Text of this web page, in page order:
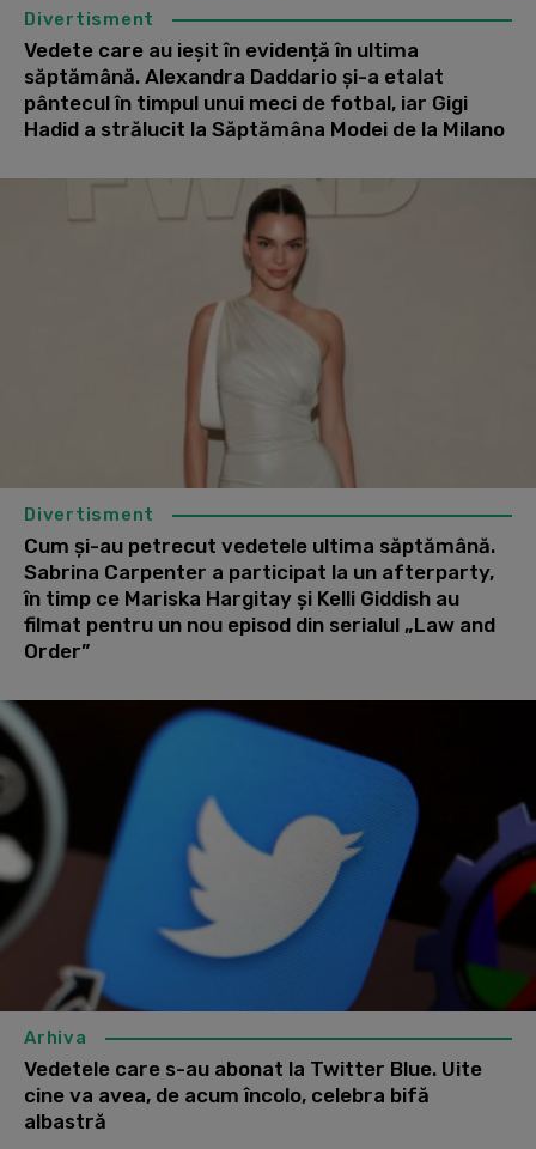
Divertisment
Vedete care au ieșit în evidență în ultima
săptămână. Alexandra Daddario și-a etalat
pântecul în timpul unui meci de fotbal, iar Gigi
Hadid a strălucit la Săptămâna Modei de la Milano
Divertisment
Cum și-au petrecut vedetele ultima săptămână.
Sabrina Carpenter a participat la un afterparty,
în timp ce Mariska Hargitay și Kelli Giddish au
filmat pentru un nou episod din serialul „Law and
Order”
Arhiva
Vedetele care s-au abonat la Twitter Blue. Uite
cine va avea, de acum încolo, celebra bifă
albastră